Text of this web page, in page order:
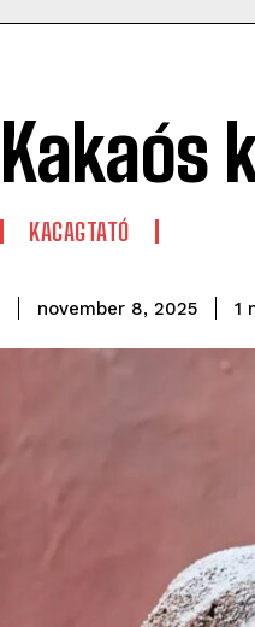
Kakaós
KACAGTATÓ
november 8, 2025 1